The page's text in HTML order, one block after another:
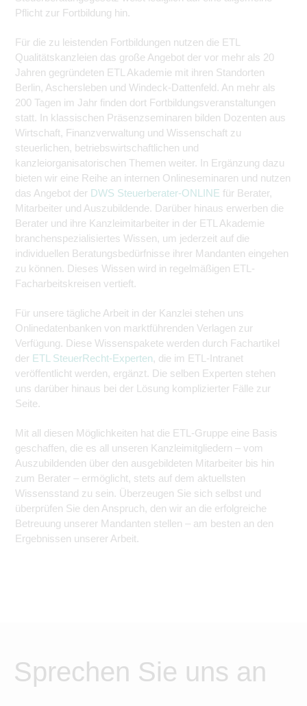
Pflicht zur Fortbildung hin.
Für die zu leistenden Fortbildungen nutzen die ETL
Qualitätskanzleien das große Angebot der vor mehr als 20
Jahren gegründeten ETL Akademie mit ihren Standorten
Berlin, Aschersleben und Windeck-Dattenfeld. An mehr als
200 Tagen im Jahr finden dort Fortbildungsveranstaltungen
statt. In klassischen Präsenzseminaren bilden Dozenten aus
Wirtschaft, Finanzverwaltung und Wissenschaft zu
steuerlichen, betriebswirtschaftlichen und
kanzleiorganisatorischen Themen weiter. In Ergänzung dazu
bieten wir eine Reihe an internen Onlineseminaren und nutzen
das Angebot der DWS Steuerberater-ONLINE für Berater,
Mitarbeiter und Auszubildende. Darüber hinaus erwerben die
Berater und ihre Kanzleimitarbeiter in der ETL Akademie
branchenspezialisiertes Wissen, um jederzeit auf die
individuellen Beratungsbedürfnisse ihrer Mandanten eingehen
zu können. Dieses Wissen wird in regelmäßigen ETL-
Facharbeitskreisen vertieft.
Für unsere tägliche Arbeit in der Kanzlei stehen uns
Onlinedatenbanken von marktführenden Verlagen zur
Verfügung. Diese Wissenspakete werden durch Fachartikel
der ETL SteuerRecht-Experten, die im ETL-Intranet
veröffentlicht werden, ergänzt. Die selben Experten stehen
uns darüber hinaus bei der Lösung komplizierter Fälle zur
Seite.
Mit all diesen Möglichkeiten hat die ETL-Gruppe eine Basis
geschaffen, die es all unseren Kanzleimitgliedern – vom
Auszubildenden über den ausgebildeten Mitarbeiter bis hin
zum Berater – ermöglicht, stets auf dem aktuellsten
Wissensstand zu sein. Überzeugen Sie sich selbst und
überprüfen Sie den Anspruch, den wir an die erfolgreiche
Betreuung unserer Mandanten stellen – am besten an den
Ergebnissen unserer Arbeit.
Sprechen Sie uns an